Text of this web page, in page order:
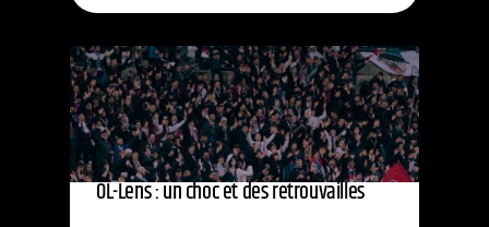
OL-Lens : un choc et des retrouvailles